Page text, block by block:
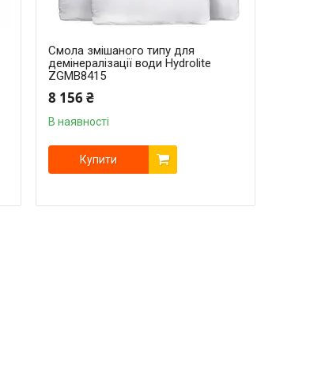
Смола змішаного типу для
демінералізації води Hydrolite
ZGМВ8415
8 156 ₴
В наявності
Купити